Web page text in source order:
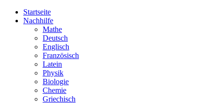
Startseite
Nachhilfe
Mathe
Deutsch
Englisch
Französisch
Latein
Physik
Biologie
Chemie
Griechisch